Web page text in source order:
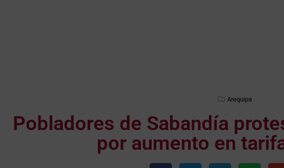
Arequipa
Pobladores de Sabandía
por aumento en